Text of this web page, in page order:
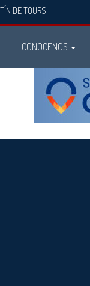
DE TOURS
CONOCENOS